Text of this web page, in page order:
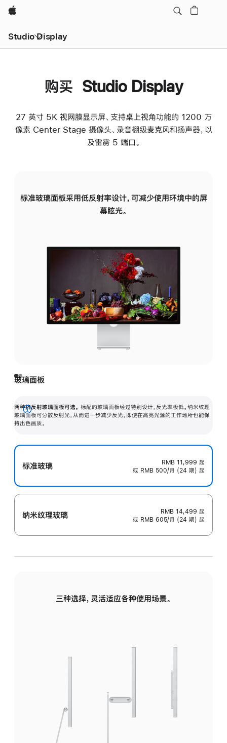
Apple
Studio Display
购买 Studio Display
27 英寸 5K 视网膜显示屏、支持桌上视角功能的 1200 万
像素 Center Stage 摄像头、录音棚级麦克风和扬声器，以
及雷雳 5 端口。
标准玻璃面板采用低反射率设计，可减少使用环境中的屏
幕眩光。
玻璃面板
两种抗反射玻璃面板可选。 标配的玻璃面板经过特别设计，反光率极低。纳米纹理
玻璃面板可分散反射光，从而进一步减少反光，即使在高亮光源的工作场所也能保
持出色画质。
展
开
标准玻璃 RMB 11,999 起
或 RMB 500/月 (24 期) 起
纳米纹理玻璃 RMB 14,499 起
或 RMB 605/月 (24 期) 起
三种选择，灵活适应各种使用场景。